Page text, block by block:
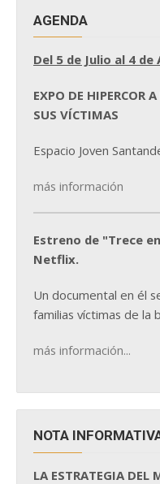
AGENDA
Del 5 de Julio al 4
EXPO DE HIPERCOR
SUS VÍCTIMAS
Espacio Joven
más información
Estreno de "Trece
Netflix.
Un documental en él
familias víctimas de la
más información...
NOTA
LA ESTRATEGIA